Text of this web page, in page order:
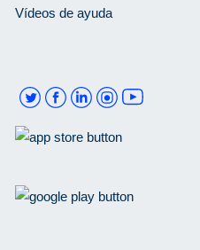
Vídeos de ayuda